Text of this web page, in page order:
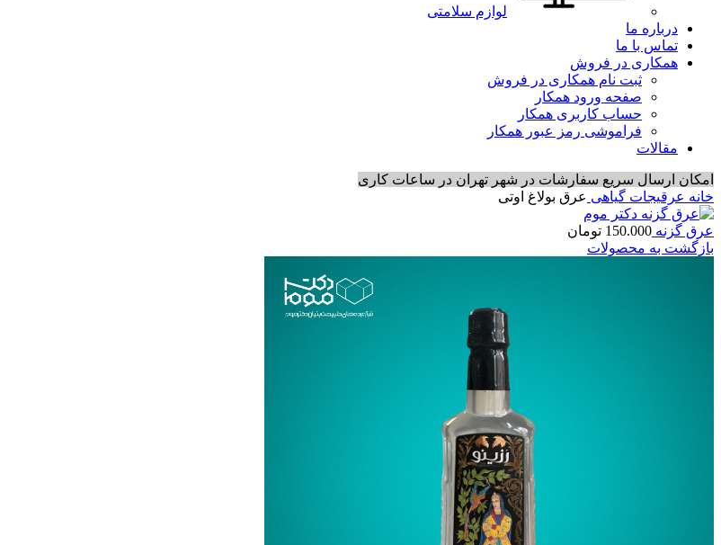
لوازم سلامتی
درباره ما
تماس با ما
همکاری در فروش
ثبت نام همکاری در فروش
صفحه ورود همکار
حساب کاربری همکار
فراموشی رمز عبور همکار
مقالات
امکان ارسال سریع سفارشات در شهر تهران در ساعات کاری
خانه عرقیجات گیاهی عرق بولاغ اوتی
عرق گزنه 150.000 تومان
بازگشت به محصولات